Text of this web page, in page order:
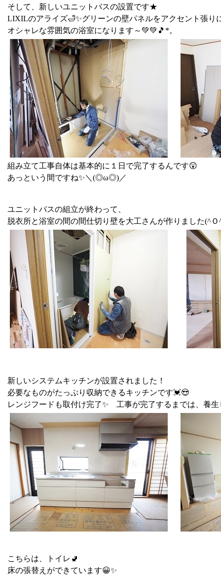
そして、新しいユニットバスの設置です★
LIXILのアライズ🛁✨グリーンの壁パネルをアクセント張り
オシャレな雰囲気の浴室になります～💚💚🎵*。
組み立て工事自体は基本的に１日で完了するんです😲
あっという間ですね✨＼(◎ω◎)／
ユニットバスの組立が終わって、
脱衣所と浴室の間の間仕切り壁を大工さんが作りました(^Ｏ
新しいシステムキッチンが設置されました！
必要なものがたっぷり収納できるキッチンです💓😍
レンジフードも取付け完了✨ 工事が完了するまでは、養生
こちらは、トイレ🚽
床の張替えができています😀✨